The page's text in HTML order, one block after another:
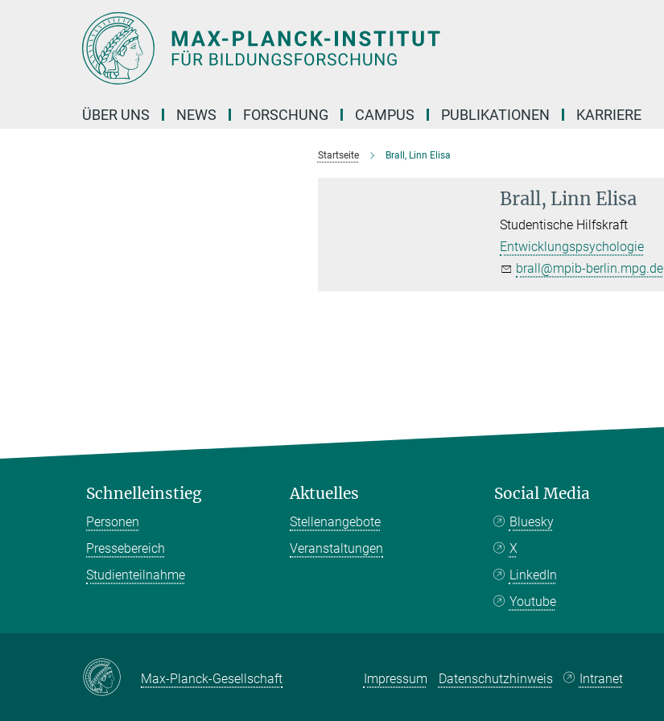
ÜBER UNS NEWS FORSCHUNG CAMPUS PUBLIKATIONEN KARRIERE
Startseite Brall, Linn Elisa
Brall, Linn Elisa
Studentische Hilfskraft
Entwicklungspsychologie
brall@mpib-berlin.mpg.de
Schnelleinstieg
Personen
Pressebereich
Studienteilnahme
Aktuelles
Stellenangebote
Veranstaltungen
Social Media
Bluesky
X
LinkedIn
Youtube
Max-Planck-Gesellschaft Impressum Datenschutzhinweis Intranet